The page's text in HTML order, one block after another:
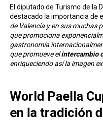
El diputado de Turismo de la
destacado la importancia de
de Valencia y en sus muchas
que promociona
gastronomía
que promueve elintercambio
enriqueciendo así la imagen
World Paella
en la tradición